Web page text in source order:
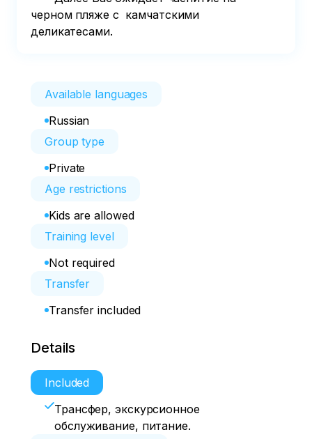
черном пляже с  камчатскими
деликатесами.
Available languages
Russian
Group type
Private
Age restrictions
Kids are allowed
Training level
Not required
Transfer
Transfer included
Details
Included
Трансфер, экскурсионное
обслуживание, питание.